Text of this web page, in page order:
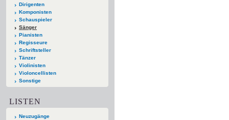
Dirigenten
Komponisten
Schauspieler
Sänger
Pianisten
Regisseure
Schriftsteller
Tänzer
Violinisten
Violoncellisten
Sonstige
LISTEN
Neuzugänge